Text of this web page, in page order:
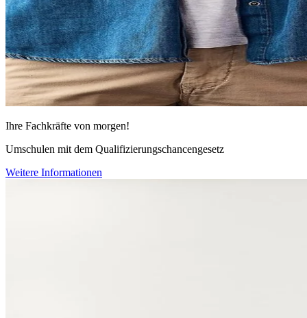
Ihre Fachkräfte von morgen!
Umschulen mit dem Qualifizierungschancengesetz
Weitere Informationen